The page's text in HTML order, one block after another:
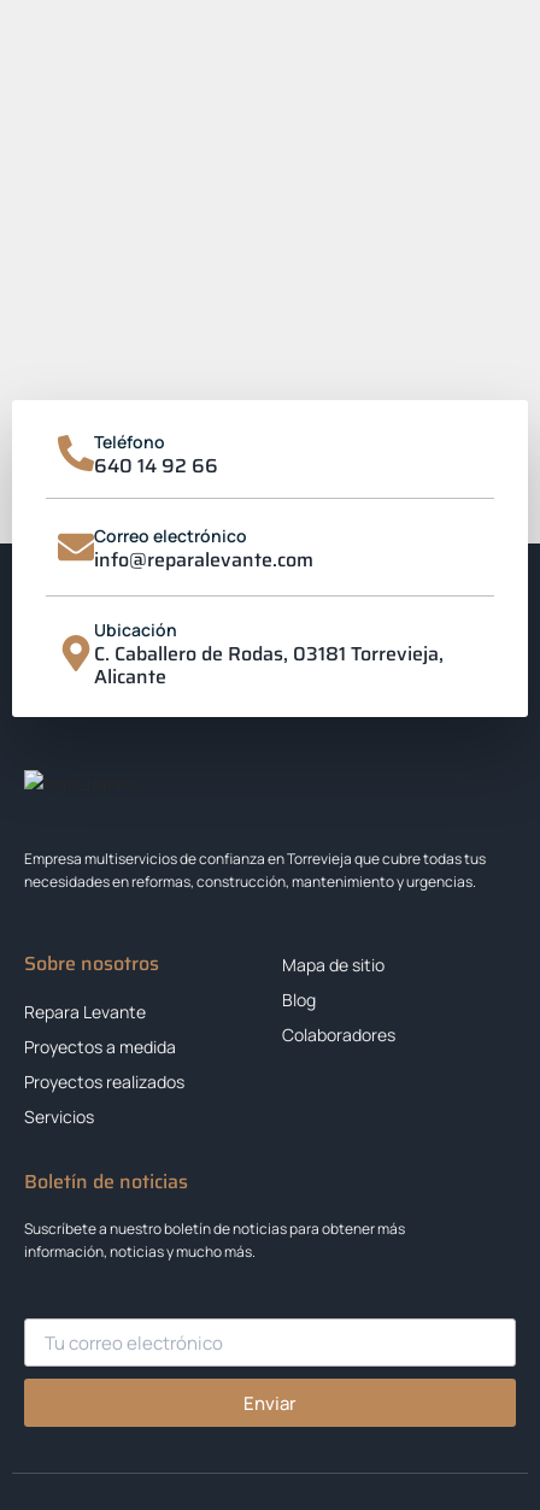
Teléfono
640 14 92 66
Correo electrónico
info@reparalevante.com
Ubicación
C. Caballero de Rodas, 03181 Torrevieja,
Alicante
Empresa multiservicios de confianza en Torrevieja que cubre todas tus
necesidades en reformas, construcción, mantenimiento y urgencias.
Sobre nosotros
Repara Levante
Proyectos a medida
Proyectos realizados
Servicios
Mapa de sitio
Blog
Colaboradores
Boletín de noticias
Suscríbete a nuestro boletín de noticias para obtener más
información, noticias y mucho más.
Enviar